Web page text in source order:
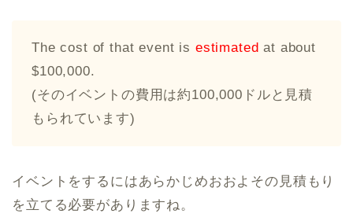
The cost of that event is estimated at about
$100,000.
(そのイベントの費用は約100,000ドルと見積
もられています)
イベントをするにはあらかじめおおよその見積もり
を立てる必要がありますね。